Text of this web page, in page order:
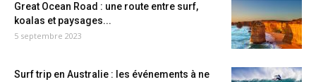
Great Ocean Road : une route entre surf,
koalas et paysages...
5 septembre 2023
Surf trip en Australie : les événements à ne